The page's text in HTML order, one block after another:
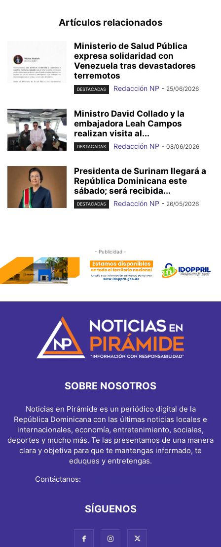
Artículos relacionados
Ministerio de Salud Pública
expresa solidaridad con
Venezuela tras devastadores
terremotos
DESTACADAS Redacción NP - 25/06/2026
Ministro David Collado y la
embajadora Leah Campos
realizan visita al...
DESTACADAS Redacción NP - 08/06/2026
Presidenta de Surinam llegará a
República Dominicana este
sábado; será recibida...
DESTACADAS Redacción NP - 26/05/2026
- Publicidad -
SOBRE NOSOTROS
Noticias en Pirámide es un periódico digital de la
República Dominicana con las últimas noticias locales e
internacionales, economía, entretenimiento, sociales,
deportes y mucho más. Te las presentamos de una manera
clara y objetiva para que te mantengas informado, te
eduques y entretengas.
Contáctanos:
SÍGUENOS